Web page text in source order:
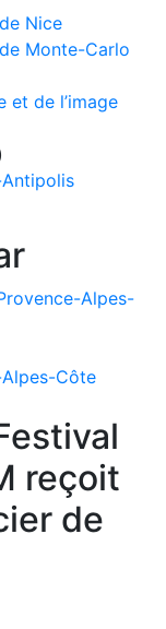
Nice
Monte-Carlo
et de l’image
Alpes-
Côte
reçoit
de